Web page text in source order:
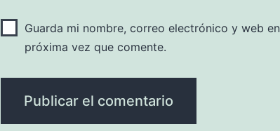
Guarda mi nombre, correo electrónico y web
próxima vez que comente.